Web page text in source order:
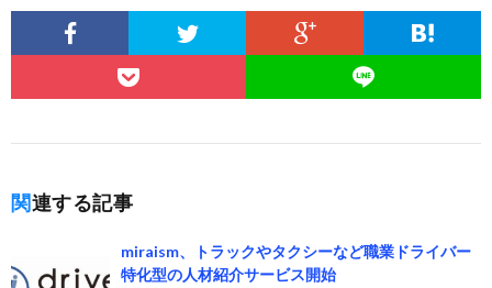
関連する記事
miraism、トラックやタクシーなど職業ドライバー
特化型の人材紹介サービス開始